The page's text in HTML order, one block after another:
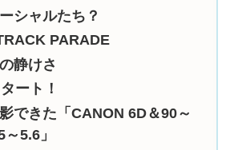
シャルたち？
PARADE
静けさ
ート！
できた「CANON 6D＆90～
5.6」